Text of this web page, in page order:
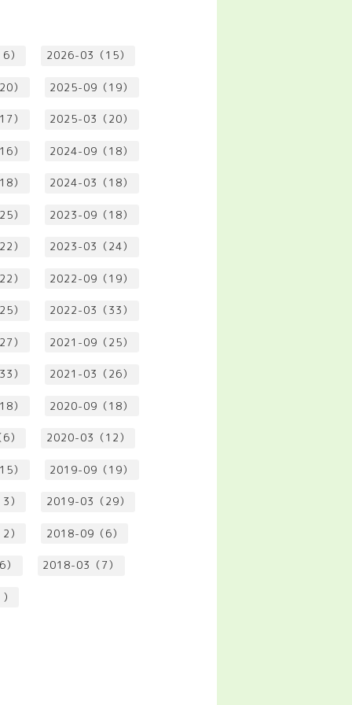
） 2026-03（15）
） 2025-09（19）
） 2025-03（20）
） 2024-09（18）
） 2024-03（18）
） 2023-09（18）
） 2023-03（24）
） 2022-09（19）
） 2022-03（33）
） 2021-09（25）
） 2021-03（26）
） 2020-09（18）
） 2020-03（12）
） 2019-09（19）
） 2019-03（29）
） 2018-09（6）
2018-03（7）